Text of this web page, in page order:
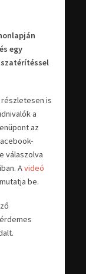
egy
is
a
az
válaszolva
Avideó
be.